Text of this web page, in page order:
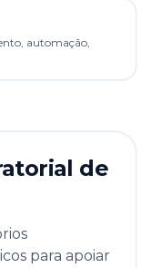
automação,
de
para apoiar